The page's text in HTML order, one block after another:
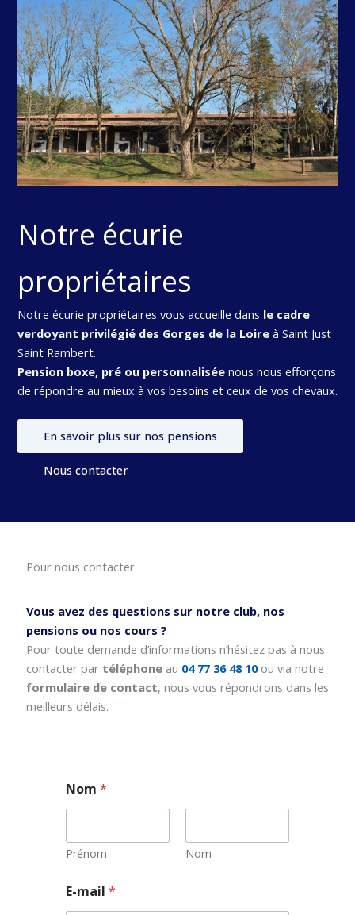
Notre écurie
propriétaires
Notre écurie propriétaires vous accueille dans le cadre
verdoyant privilégié des Gorges de la Loireà Saint Just
Saint Rambert.
Pension boxe, pré ou personnaliséenous nous efforçons
de répondre au mieux à vos besoins et ceux de vos chevaux.
En savoir plus sur nos pensions
Nous contacter
Pour nous contacter
Vous avez des questions sur notre club, nos
pensions ou nos cours ?
Pour toute demande d’informations n’hésitez pas à nous
contacter par téléphoneau 04 77 36 48 10 ou via notre
formulaire de contact, nous vous répondrons dans les
meilleurs délais.
Nom*
Prénom Nom
-
m
E-mail*